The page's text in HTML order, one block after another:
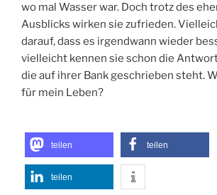
wo mal Wasser war. Doch trotz des
Ausblicks wirken sie zufrieden.
darauf, dass es irgendwann wieder
vielleicht kennen sie schon die
die auf ihrer Bank geschrieben steht.
für mein Leben?
teilen teilen
teilen